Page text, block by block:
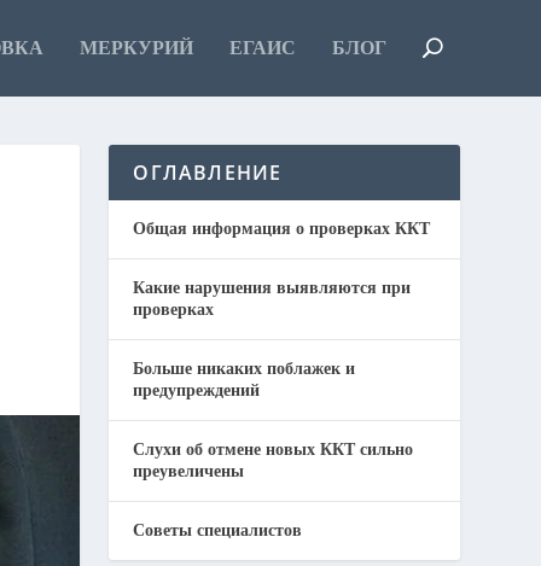
МЕРКУРИЙ ЕГАИС БЛОГ
ОГЛАВЛЕНИЕ
Общая информация о проверках ККТ
Какие нарушения выявляются при
проверках
Больше никаких поблажек и
предупреждений
Слухи об отмене новых ККТ сильно
преувеличены
Советы специалистов